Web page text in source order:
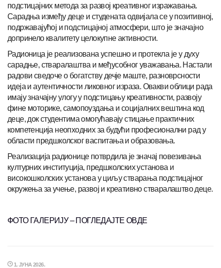
подстицајних метода за развој креативног изражавања.
Сарадња између деце и студената одвијала се у позитивној,
подржавајућој и подстицајној атмосфери, што је значајно
допринело квалитету целокупне активности.
Радионица је реализована успешно и протекла је у духу
сарадње, стваралаштва и међусобног уважавања. Настали
радови сведоче о богатству дечје маште, разноврсности
идеја и аутентичности ликовног израза. Овакви облици рада
имају значајну улогу у подстицању креативности, развоју
фине моторике, самопоуздања и социјалних вештина код
деце, док студентима омогућавају стицање практичних
компетенција неопходних за будући професионални рад у
области предшколског васпитања и образовања.
Реализација радионице потврдила је значај повезивања
културних институција, предшколских установа и
високошколских установа у циљу стварања подстицајног
окружења за учење, развој и креативно стваралаштво деце.
ФОТО ГАЛЕРИЈУ – ПОГЛЕДАЈТЕ ОВДЕ
1. ЈУНА 2026.